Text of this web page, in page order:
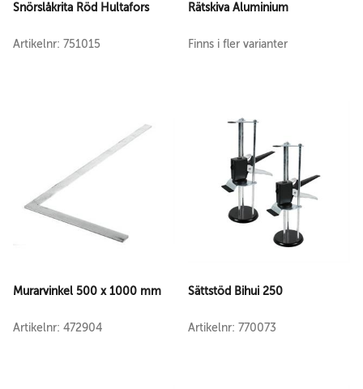
Snörslåkrita Röd Hultafors
Artikelnr: 751015
Rätskiva Aluminium
Finns i fler varianter
Murarvinkel 500 x 1000 mm
Artikelnr: 472904
Sättstöd Bihui 250
Artikelnr: 770073